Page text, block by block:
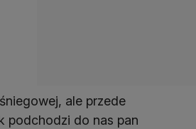
ale przede
podchodzi do nas pan